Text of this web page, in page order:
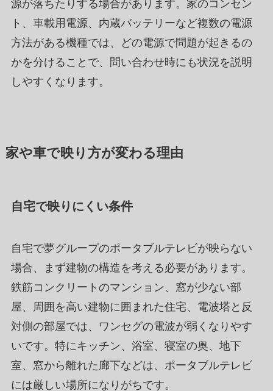
源が落ちたりする場合があります。家のコンセン
ト、車載用電源、内蔵バッテリーなど複数の電源
方法がある機種では、どの電源で問題が起きるの
かを分けることで、問い合わせ時にも状況を説明
しやすくなります。
家や車で映り方が変わる理由
自宅で映りにくい条件
自宅で夢グループのポータブルテレビが映らない
場合、まず建物の構造を考える必要があります。
鉄筋コンクリートのマンション、窓が少ない部
屋、周囲を高い建物に囲まれた住宅、電波塔と反
対側の部屋では、ワンセグの電波が弱くなりやす
いです。特にキッチン、浴室、寝室の奥、地下
室、窓から離れた廊下などは、ポータブルテレビ
には厳しい場所になりがちです。